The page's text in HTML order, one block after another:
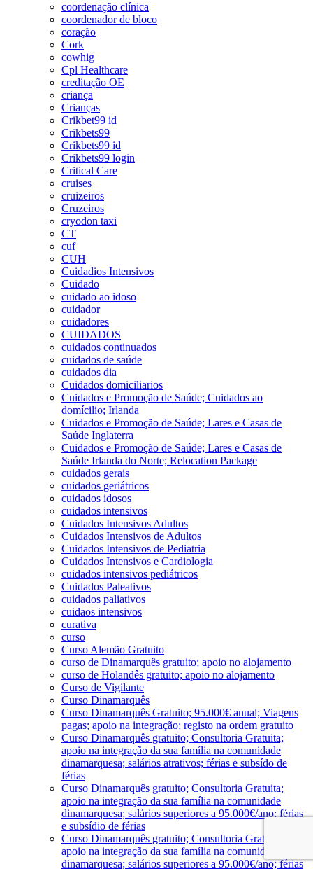
coordenação clínica
coordenador de bloco
coração
Cork
cowhig
Cpl Healthcare
creditação OE
criança
Crianças
Crikbet99 id
Crikbets99
Crikbets99 id
Crikbets99 login
Critical Care
cruises
cruizeiros
Cruzeiros
cryodon taxi
CT
cuf
CUH
Cuidadios Intensivos
Cuidado
cuidado ao idoso
cuidador
cuidadores
CUIDADOS
cuidados continuados
cuidados de saúde
cuidados dia
Cuidados domiciliarios
Cuidados e Promoção de Saúde; Cuidados ao
domícilio; Irlanda
Cuidados e Promoção de Saúde; Lares e Casas de
Saúde Inglaterra
Cuidados e Promoção de Saúde; Lares e Casas de
Saúde Irlanda do Norte; Relocation Package
cuidados gerais
cuidados geriátricos
cuidados idosos
cuidados intensivos
Cuidados Intensivos Adultos
Cuidados Intensivos de Adultos
Cuidados Intensivos de Pediatria
Cuidados Intensivos e Cardiologia
cuidados intensivos pediátricos
Cuidados Paleativos
cuidados paliativos
cuidaos intensivos
curativa
curso
Curso Alemão Gratuito
curso de Dinamarquês gratuito; apoio no alojamento
curso de Holandês gratuito; apoio no alojamento
Curso de Vigilante
Curso Dinamarquês
Curso Dinamarquês Gratuito; 95.000€ anual; Viagens
pagas; apoio na integração; registo na ordem gratuito
Curso Dinamarquês gratuito; Consultoria Gratuita;
apoio na integração da sua família na comunidade
dinamarquesa; salários atrativos; férias e subsído de
férias
Curso Dinamarquês gratuito; Consultoria Gratuita;
apoio na integração da sua família na comunidade
dinamarquesa; salários superiores a 95.000€/ano; férias
e subsídio de férias
Curso Dinamarquês gratuito; Consultoria Gratuita;
apoio na integração da sua família na comunidade
dinamarquesa; salários superiores a 95.000€/ano; férias